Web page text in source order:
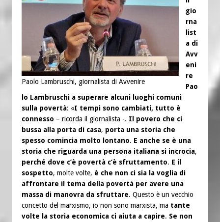
Paolo Lambruschi, giornalista di Avvenire
gio
rna
list
a di
Avv
eni
re
Pao
lo Lambruschi a superare alcuni luoghi comuni
sulla povertà: «I tempi sono cambiati, tutto è
connesso – ricorda il giornalista -. Il povero che ci
bussa alla porta di casa, porta una storia che
spesso comincia molto lontano. E anche se è una
storia che riguarda una persona italiana si incrocia,
perché dove c’è povertà c’è sfruttamento. E il
sospetto, molte volte, è che non ci sia la voglia di
affrontare il tema della povertà per avere una
massa di manovra da sfruttare. Questo è un vecchio
concetto del marxismo, io non sono marxista, ma tante
volte la storia economica ci aiuta a capire. Se non